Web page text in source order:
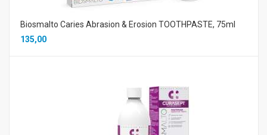
Biosmalto Caries Abrasion & Erosion TOOTHPASTE, 75ml
135,00